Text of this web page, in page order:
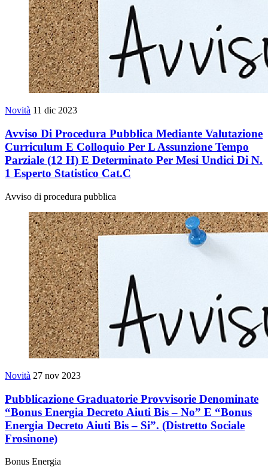
Novità 11 dic 2023
Avviso Di Procedura Pubblica Mediante Valutazione
Curriculum E Colloquio Per L Assunzione Tempo
Parziale (12 H) E Determinato Per Mesi Undici Di N.
1 Esperto Statistico Cat.C
Avviso di procedura pubblica
Novità 27 nov 2023
Pubblicazione Graduatorie Provvisorie Denominate
“Bonus Energia Decreto Aiuti Bis – No” E “Bonus
Energia Decreto Aiuti Bis – Si”. (Distretto Sociale
Frosinone)
Bonus Energia